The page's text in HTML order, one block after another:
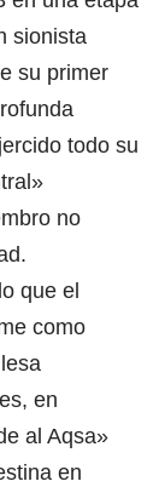
sionista
su primer
todo su
no
que el
como
en
al Aqsa»
en